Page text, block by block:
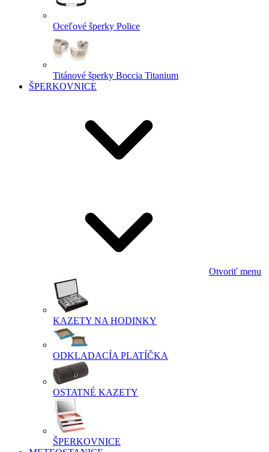
Oceľové šperky Police
Titánové šperky Boccia Titanium
ŠPERKOVNICE
Otvoriť menu
KAZETY NA HODINKY
ODKLADACÍA PLATÍČKA
OSTATNÉ KAZETY
ŠPERKOVNICE